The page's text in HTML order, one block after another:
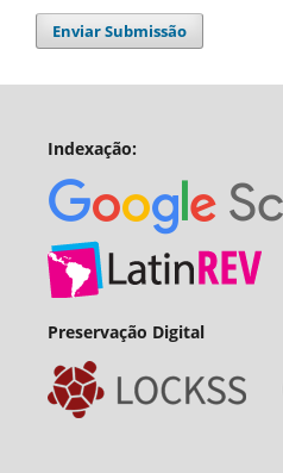
Enviar Submissão
Indexação:
Preservação Digital